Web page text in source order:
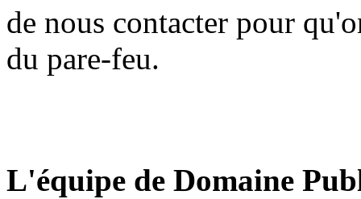
de nous contacter pour
du pare-feu.
L'équipe de Domaine